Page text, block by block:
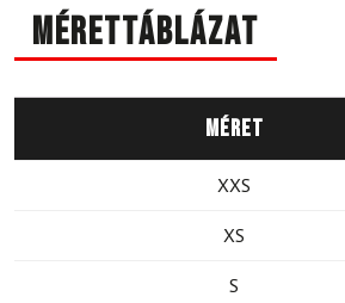
Mérettáblázat
Méret
XXS
XS
S